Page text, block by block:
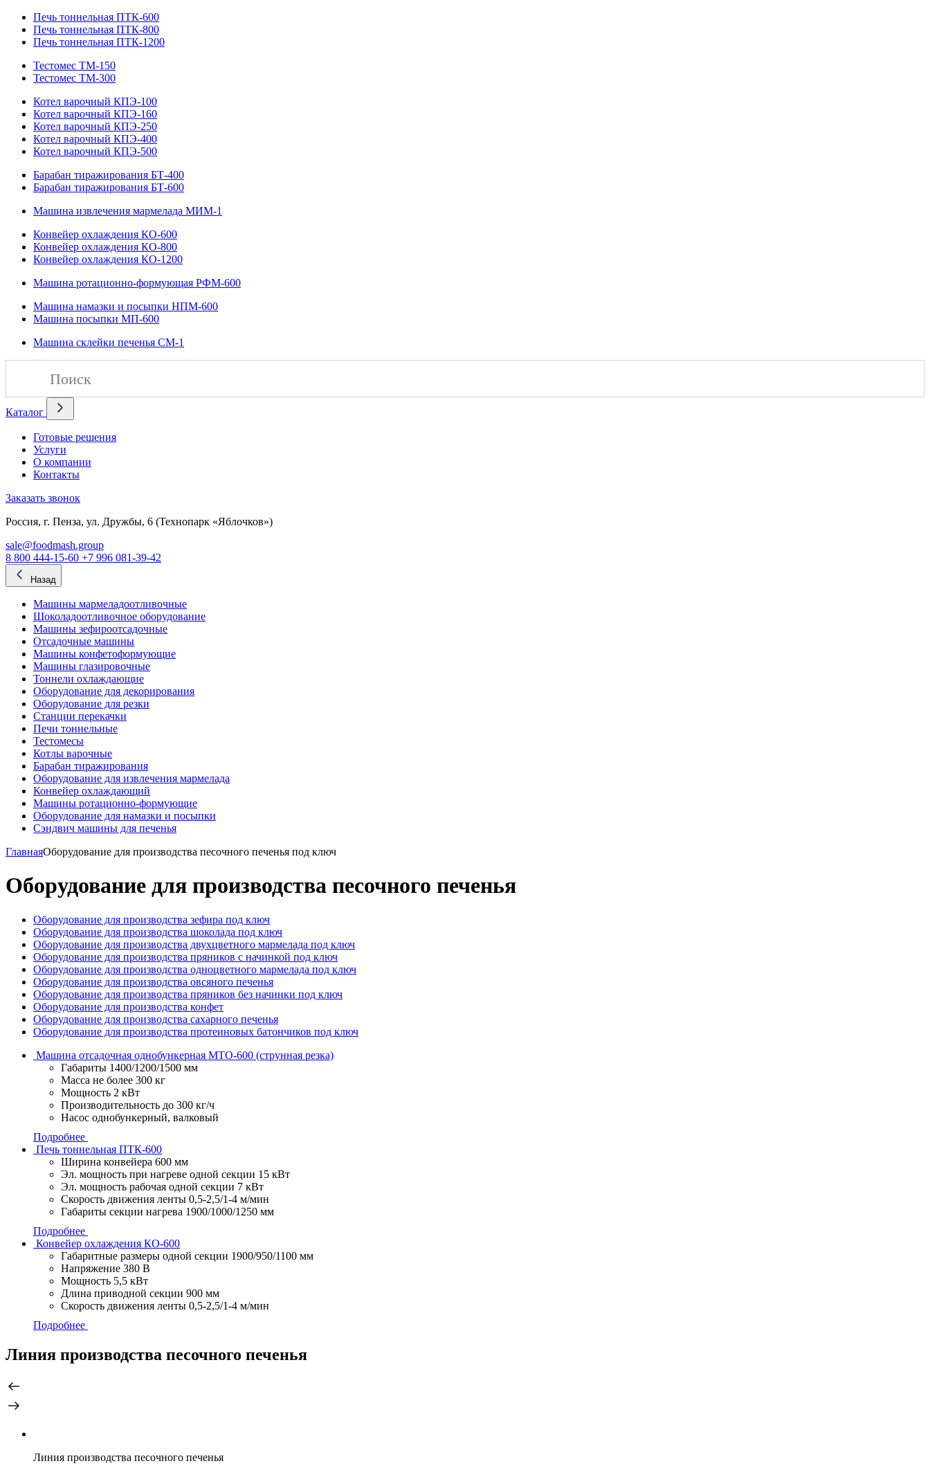
Печь тоннельная ПТК-600
Печь тоннельная ПТК-800
Печь тоннельная ПТК-1200
Тестомес ТМ-150
Тестомес ТМ-300
Котел варочный КПЭ-100
Котел варочный КПЭ-160
Котел варочный КПЭ-250
Котел варочный КПЭ-400
Котел варочный КПЭ-500
Барабан тиражирования БТ-400
Барабан тиражирования БТ-600
Машина извлечения мармелада МИМ-1
Конвейер охлаждения КО-600
Конвейер охлаждения КО-800
Конвейер охлаждения КО-1200
Машина ротационно-формующая РФМ-600
Машина намазки и посыпки НПМ-600
Машина посыпки МП-600
Машина склейки печенья СМ-1
Каталог
Готовые решения
Услуги
О компании
Контакты
Заказать звонок
Россия, г. Пенза, ул. Дружбы, 6 (Технопарк «Яблочков»)
sale@foodmash.group
8 800 444-15-60 +7 996 081-39-42
Назад
Машины мармеладоотливочные
Шоколадоотливочное оборудование
Машины зефироотсадочные
Отсадочные машины
Машины конфетоформующие
Машины глазировочные
Тоннели охлаждающие
Оборудование для декорирования
Оборудование для резки
Станции перекачки
Печи тоннельные
Тестомесы
Котлы варочные
Барабан тиражирования
Оборудование для извлечения мармелада
Конвейер охлаждающий
Машины ротационно-формующие
Оборудование для намазки и посыпки
Сэндвич машины для печенья
ГлавнаяОборудование для производства песочного печенья под ключ
Оборудование для производства песочного печенья
Оборудование для производства зефира под ключ
Оборудование для производства шоколада под ключ
Оборудование для производства двухцветного мармелада под ключ
Оборудование для производства пряников с начинкой под ключ
Оборудование для производства одноцветного мармелада под ключ
Оборудование для производства овсяного печенья
Оборудование для производства пряников без начинки под ключ
Оборудование для производства конфет
Оборудование для производства сахарного печенья
Оборудование для производства протеиновых батончиков под ключ
Машина отсадочная однобункерная МТО-600 (струнная резка)
Габариты 1400/1200/1500 мм
Масса не более 300 кг
Мощность 2 кВт
Производительность до 300 кг/ч
Насос однобункерный, валковый
Подробнее
Печь тоннельная ПТК-600
Ширина конвейера 600 мм
Эл. мощность при нагреве одной секции 15 кВт
Эл. мощность рабочая одной секции 7 кВт
Скорость движения ленты 0,5-2,5/1-4 м/мин
Габариты секции нагрева 1900/1000/1250 мм
Подробнее
Конвейер охлаждения КО-600
Габаритные размеры одной секции 1900/950/1100 мм
Напряжение 380 В
Мощность 5,5 кВт
Длина приводной секции 900 мм
Скорость движения ленты 0,5-2,5/1-4 м/мин
Подробнее
Линия производства песочного печенья
Линия производства песочного печенья